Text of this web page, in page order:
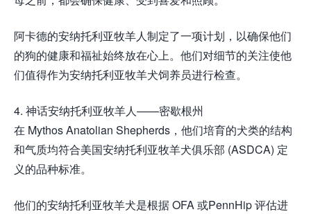
阿卡德的安纳托利亚牧羊人制定了一项计划，以确保他们
的狗的健康和福祉始终放在心上。他们对细节的关注使他
们值得作为安纳托利亚牧羊犬饲养员进行检查。
4. 神话安纳托利亚牧羊人——密歇根州
在 Mythos Anatolian Shepherds，他们培育的犬类的结构
和气质均符合美国安纳托利亚牧羊犬俱乐部 (ASDCA) 定
义的品种标准。
他们的安纳托利亚牧羊犬是根据 OFA 或PennHip 评估进